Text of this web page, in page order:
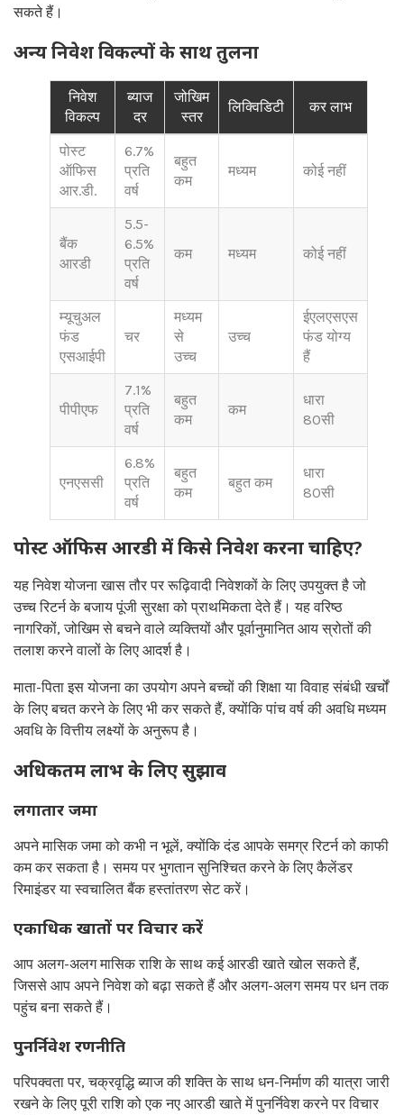
सकते हैं।
अन्य निवेश विकल्पों के साथ तुलना
निवेश
विकल्प
ब्याज
दर
जोखिम
स्तर
लिक्विडिटी कर लाभ
पोस्ट
ऑफिस
आर.डी.
6.7%
प्रति
वर्ष
बहुत
कम
मध्यम कोई नहीं
बैंक
आरडी
5.5-
6.5%
प्रति
वर्ष
कम मध्यम कोई नहीं
म्यूचुअल
फंड
एसआईपी
चर
मध्यम
से
उच्च
उच्च
ईएलएसएस
फंड योग्य
हैं
पीपीएफ
7.1%
प्रति
वर्ष
बहुत
कम
कम
धारा
80सी
एनएससी
6.8%
प्रति
वर्ष
बहुत
कम
बहुत कम
धारा
80सी
पोस्ट ऑफिस आरडी में किसे निवेश करना चाहिए?
यह निवेश योजना खास तौर पर रूढ़िवादी निवेशकों के लिए उपयुक्त है जो
उच्च रिटर्न के बजाय पूंजी सुरक्षा को प्राथमिकता देते हैं। यह वरिष्ठ
नागरिकों, जोखिम से बचने वाले व्यक्तियों और पूर्वानुमानित आय स्रोतों की
तलाश करने वालों के लिए आदर्श है।
माता-पिता इस योजना का उपयोग अपने बच्चों की शिक्षा या विवाह संबंधी खर्चों
के लिए बचत करने के लिए भी कर सकते हैं, क्योंकि पांच वर्ष की अवधि मध्यम
अवधि के वित्तीय लक्ष्यों के अनुरूप है।
अधिकतम लाभ के लिए सुझाव
लगातार जमा
अपने मासिक जमा को कभी न भूलें, क्योंकि दंड आपके समग्र रिटर्न को काफी
कम कर सकता है। समय पर भुगतान सुनिश्चित करने के लिए कैलेंडर
रिमाइंडर या स्वचालित बैंक हस्तांतरण सेट करें।
एकाधिक खातों पर विचार करें
आप अलग-अलग मासिक राशि के साथ कई आरडी खाते खोल सकते हैं,
जिससे आप अपने निवेश को बढ़ा सकते हैं और अलग-अलग समय पर धन तक
पहुंच बना सकते हैं।
पुनर्निवेश रणनीति
परिपक्वता पर, चक्रवृद्धि ब्याज की शक्ति के साथ धन-निर्माण की यात्रा जारी
रखने के लिए पूरी राशि को एक नए आरडी खाते में पुनर्निवेश करने पर विचार